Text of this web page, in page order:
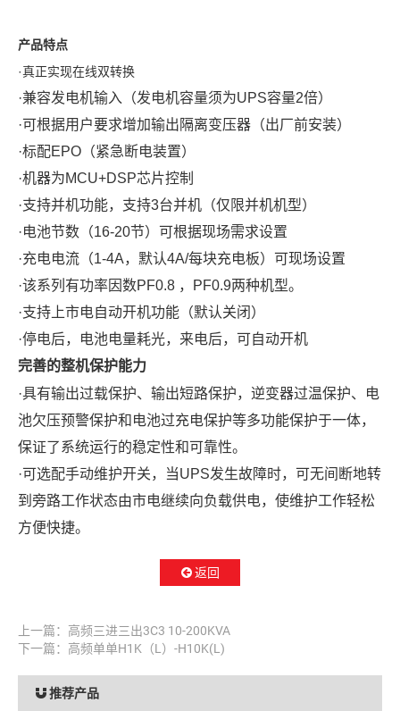
产品特点
·真正实现在线双转换
·兼容发电机输入（发电机容量须为UPS容量2倍）
·可根据用户要求增加输出隔离变压器（出厂前安装）
·标配EPO （紧急断电装置）
·机器为MCU+DSP芯片控制
·支持并机功能，支持3台并机（仅限并机机型）
·电池节数（16-20节）可根据现场需求设置
·充电电流（1-4A，默认4A/每块充电板）可现场设置
·该系列有功率因数PF0.8 ， PF0.9两种机型。
·支持上市电自动开机功能（默认关闭）
·停电后， 电池电量耗光，来电后， 可自动开机
完善的整机保护能力
·具有输出过载保护、输出短路保护，逆变器过温保护、电
池欠压预警保护和电池过充电保护等多功能保护于一体，
保证了系统运行的稳定性和可靠性。
·可选配手动维护开关，当UPS发生故障时，可无间断地转
到旁路工作状态由市电继续向负载供电，使维护工作轻松
方便快捷。
返回
上一篇： 高频三进三出3C3 10-200KVA
下一篇： 高频单单H1K（L）-H10K(L)
推荐产品